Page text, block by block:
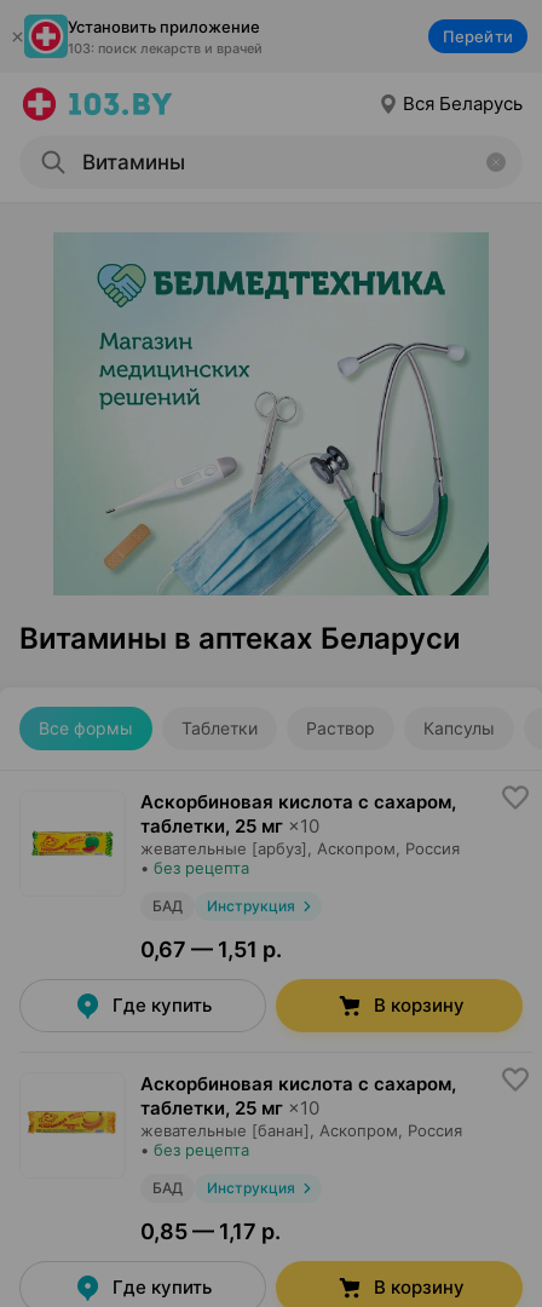
Установить приложение
103: поиск лекарств и врачей
Перейти
Вся Беларусь
Витамины в аптеках Беларуси
Все формы Таблетки Раствор Капсулы
Аскорбиновая кислота с сахаром,
таблетки, 25 мг ×10
жевательные [арбуз], Аскопром , Россия
• без рецепта
БАД Инструкция
0,67 — 1,51 р.
Где купить В корзину
Аскорбиновая кислота с сахаром,
таблетки, 25 мг ×10
жевательные [банан], Аскопром , Россия
• без рецепта
БАД Инструкция
0,85 — 1,17 р.
Где купить В корзину